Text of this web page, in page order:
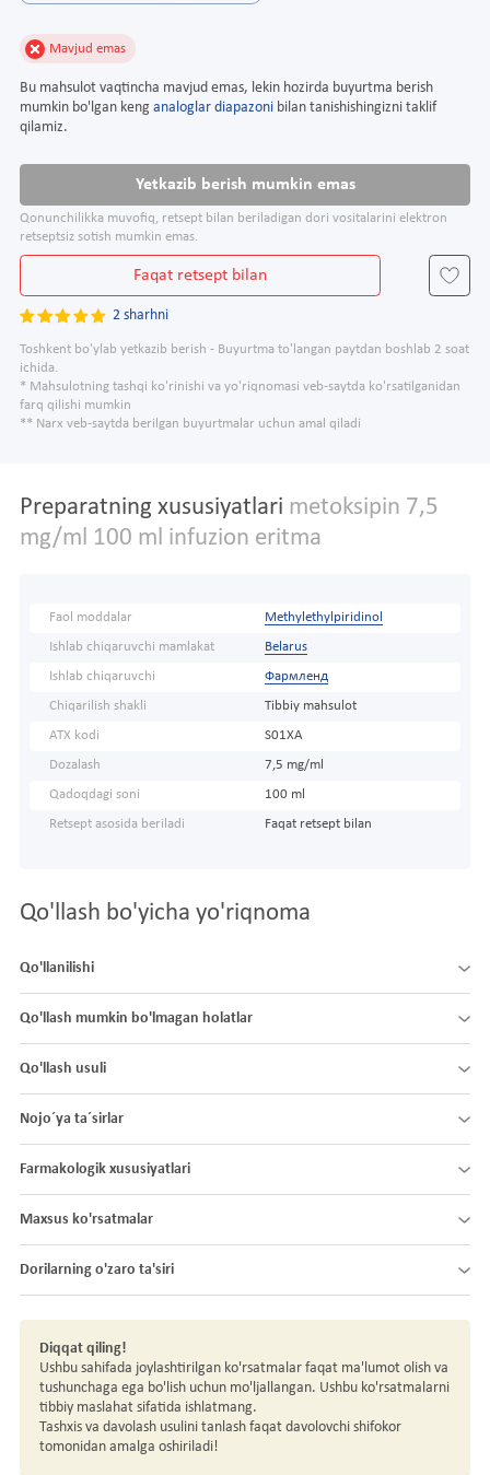
Mavjud emas
Bu mahsulot vaqtincha mavjud emas, lekin hozirda buyurtma berish
mumkin bo'lgan keng analoglar diapazoni bilan tanishishingizni taklif
qilamiz.
Yetkazib berish mumkin emas
Qonunchilikka muvofiq, retsept bilan beriladigan dori vositalarini elektron
retseptsiz sotish mumkin emas.
Faqat retsept bilan
2 sharhni
Toshkent bo'ylab yetkazib berish - Buyurtma to'langan paytdan boshlab 2 soat
ichida.
* Mahsulotning tashqi ko'rinishi va yo'riqnomasi veb-saytda ko'rsatilganidan
farq qilishi mumkin
** Narx veb-saytda berilgan buyurtmalar uchun amal qiladi
Preparatning xususiyatlari metoksipin 7,5
mg/ml 100 ml infuzion eritma
Faol moddalar Methylethylpiridinol
Ishlab chiqaruvchi mamlakat Belarus
Ishlab chiqaruvchi Фармленд
Chiqarilish shakli Tibbiy mahsulot
ATX kodi S01XA
Dozalash 7,5 mg/ml
Qadoqdagi soni 100 ml
Retsept asosida beriladi Faqat retsept bilan
Qo'llash bo'yicha yo'riqnoma
Qo'llanilishi
Qo'llash mumkin bo'lmagan holatlar
Qo'llash usuli
Nojo´ya ta´sirlar
Farmakologik xususiyatlari
Maxsus ko'rsatmalar
Dorilarning o'zaro ta'siri
Diqqat qiling!
Ushbu sahifada joylashtirilgan ko'rsatmalar faqat ma'lumot olish va
tushunchaga ega bo'lish uchun mo'ljallangan. Ushbu ko'rsatmalarni
tibbiy maslahat sifatida ishlatmang.
Tashxis va davolash usulini tanlash faqat davolovchi shifokor
tomonidan amalga oshiriladi!